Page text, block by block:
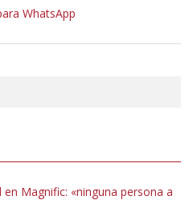
WhatsApp
Magnific: «ninguna persona a